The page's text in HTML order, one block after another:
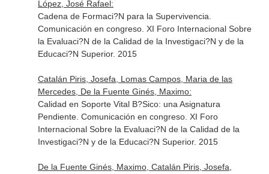
López, José Rafael:
Cadena de Formaci?N para la Supervivencia.
Comunicación en congreso. XI Foro Internacional Sobre
la Evaluaci?N de la Calidad de la Investigaci?N y de la
Educaci?N Superior. 2015
Catalán Piris, Josefa, Lomas Campos, Maria de las
Mercedes, De la Fuente Ginés, Maximo:
Calidad en Soporte Vital B?Sico: una Asignatura
Pendiente. Comunicación en congreso. XI Foro
Internacional Sobre la Evaluaci?N de la Calidad de la
Investigaci?N y de la Educaci?N Superior. 2015
De la Fuente Ginés, Maximo, Catalán Piris, Josefa,